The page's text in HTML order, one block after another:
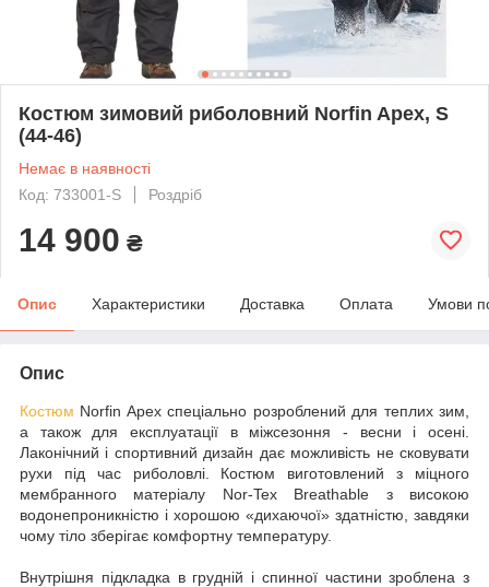
Костюм зимовий риболовний Norfin Apex, S
(44-46)
Немає в наявності
Код: 733001-S
Роздріб
14 900 ₴
Опис Характеристики Доставка Оплата Умови
Опис
Костюм Norfin Apex спеціально розроблений для теплих зим,
а також для експлуатації в міжсезоння - весни і осені.
Лаконічний і спортивний дизайн дає можливість не сковувати
рухи під час риболовлі. Костюм виготовлений з міцного
мембранного матеріалу Nor-Tex Breathable з високою
водонепроникністю і хорошою «дихаючої» здатністю, завдяки
чому тіло зберігає комфортну температуру.
Внутрішня підкладка в грудній і спинної частини зроблена з